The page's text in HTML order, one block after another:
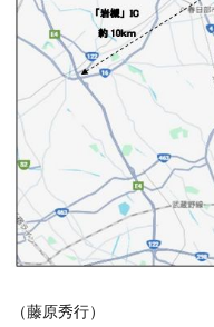
（藤原秀行）